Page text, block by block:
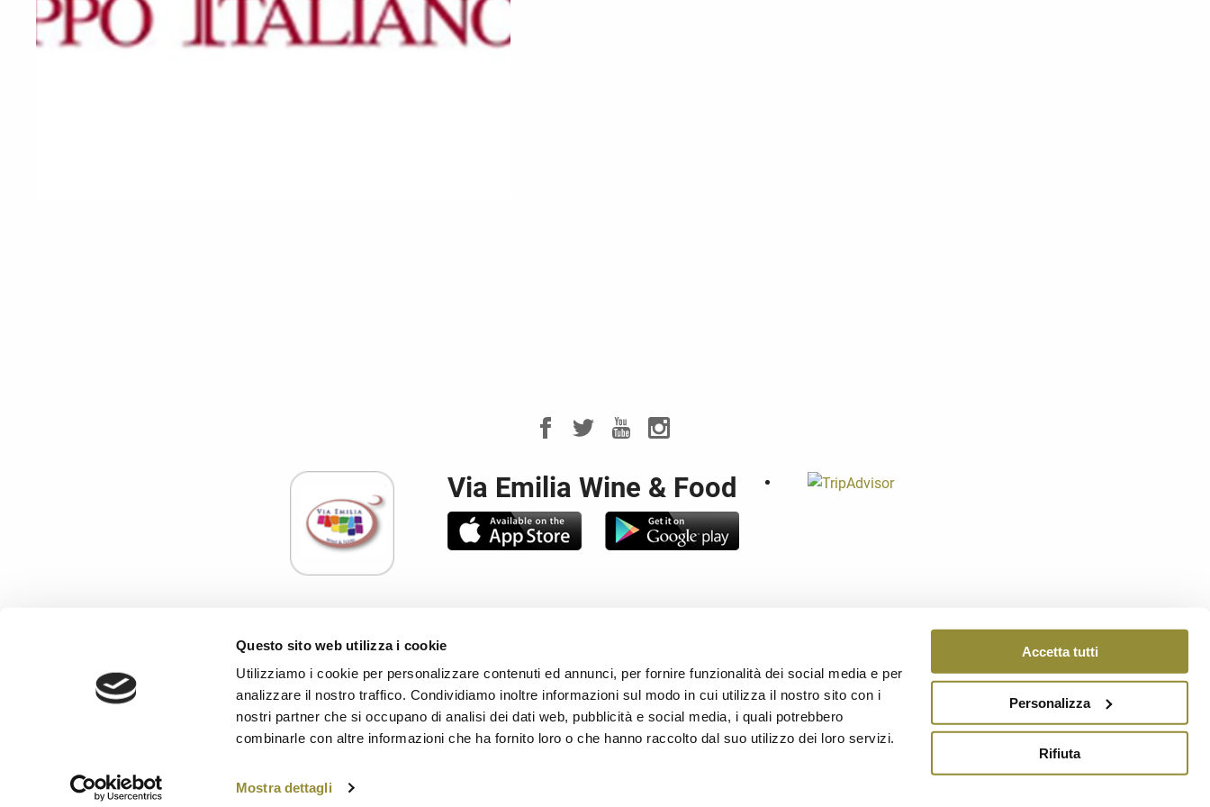
Questo sito web utilizza i cookie
Utilizziamo i cookie per personalizzare contenuti ed annunci, per fornire funzionalità dei social media e per
analizzare il nostro traffico. Condividiamo inoltre informazioni sul modo in cui utilizza il nostro sito con i
nostri partner che si occupano di analisi dei dati web, pubblicità e social media, i quali potrebbero
combinarle con altre informazioni che ha fornito loro o che hanno raccolto dal suo utilizzo dei loro servizi.
Mostra dettagli
Accetta tutti
Personalizza
Rifiuta
Via Emilia Wine & Food
C.F. 00649030376 - CCIAA di Bologna REA 208677 - P.Iva 00520181207
Enoteca Servizi S.r.l. con Socio Unico - Codice fiscale e Partita IVA: 02317421200 Capitale Sociale: € 120.000,00 i.v. - Reg. Imprese di Bologna n. 02317421200 REA 430236
PRIVACY - CONTATTI - NEWSLETTER - COOKIES - RIVEDI LE TUE SCELTE SUI COOKIE